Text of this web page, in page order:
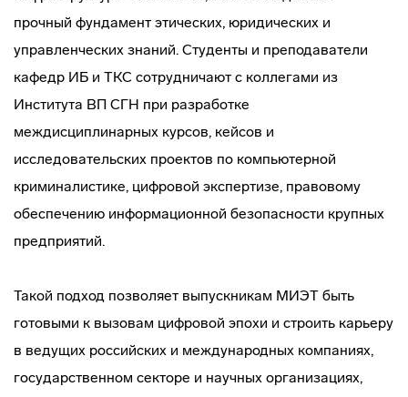
прочный фундамент этических, юридических и
управленческих знаний. Студенты и преподаватели
кафедр ИБ и ТКС сотрудничают с коллегами из
Института ВП СГН при разработке
междисциплинарных курсов, кейсов и
исследовательских проектов по компьютерной
криминалистике, цифровой экспертизе, правовому
обеспечению информационной безопасности крупных
предприятий.
Такой подход позволяет выпускникам МИЭТ быть
готовыми к вызовам цифровой эпохи и строить карьеру
в ведущих российских и международных компаниях,
государственном секторе и научных организациях,